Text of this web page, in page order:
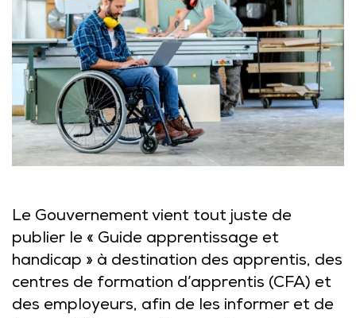
Le Gouvernement vient tout juste de
publier le « Guide apprentissage et
handicap » à destination des apprentis, des
centres de formation d’apprentis (CFA) et
des employeurs, afin de les informer et de